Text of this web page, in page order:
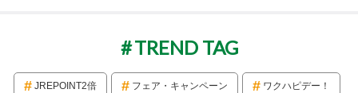
TREND TAG
JREPOINT2倍 フェア・キャンペーン ワクハピデー！